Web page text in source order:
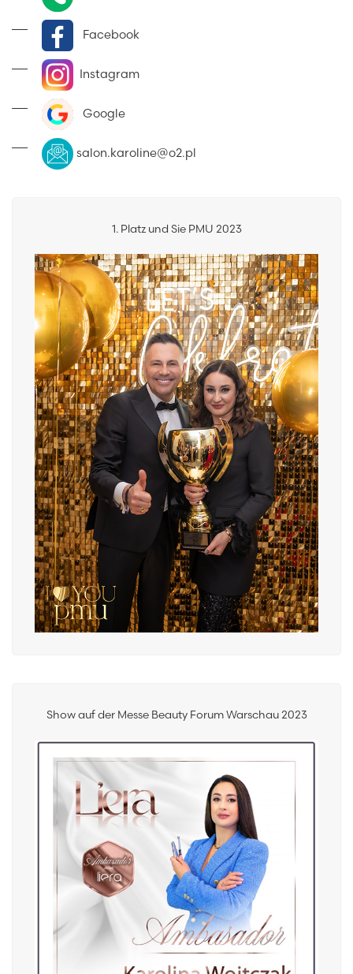
Facebook
Instagram
Google
salon.karoline@o2.pl
1. Platz und Sie PMU 2023
Show auf der Messe Beauty Forum Warschau 2023